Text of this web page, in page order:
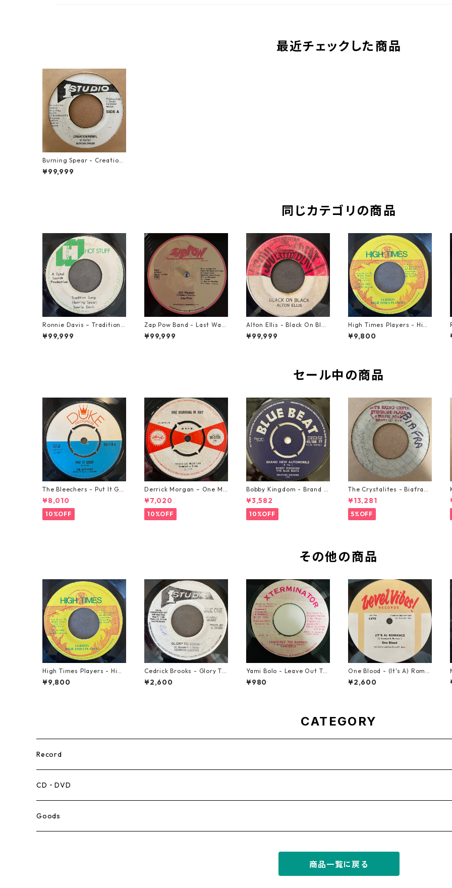
最近チェックした商品
Burning Spear - Creation
Rebel【7-21371】
¥99,999
同じカテゴリの商品
Ronnie Davis – Tradition S
ong【7-22003】
¥99,999
Zap Pow Band - Last War
【12-50056】
¥99,999
Alton Ellis - Black On Blac
k【7-21982】
¥99,999
High Times Players - High
Times Theme【7-21926】
¥9,800
セール中の商品
The Bleechers - Put It Go
od 【7-21637】
¥8,010
10%OFF
Derrick Morgan – One Mo
rning In May【7-21653】
¥7,020
10%OFF
Bobby Kingdom - Brand N
ew Automobile【7-2088
9】
¥3,582
10%OFF
The Crystalites - Biafra
【7-21293】
¥13,281
5%OFF
その他の商品
High Times Players - High
Times Theme【7-21926】
¥9,800
Cedrick Brooks - Glory To
Sounds【7-21786】
¥2,600
Yami Bolo - Leave Out Th
e Badness 【7-10916】
¥980
One Blood - (It's A) Roma
nce【12-50054】
¥2,600
CATEGORY
Record
Mento,Calypso,Ballad
Ska
CD・DVD
Goods
商品一覧に戻る